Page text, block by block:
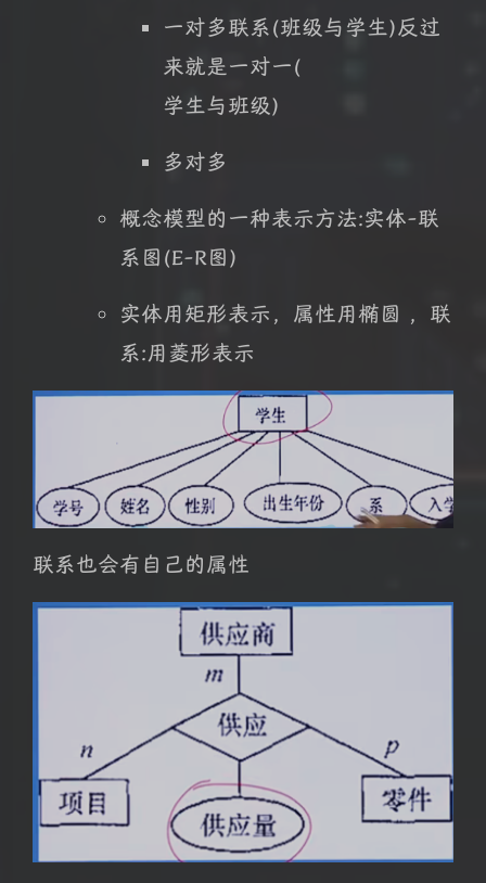
一对多联系(班级与学生)反过
来就是一对一(
学生与班级)
多对多
概念模型的一种表示方法:实体-联
系图(E-R图)
实体用矩形表示，属性用椭圆 ，联
系:用菱形表示
联系也会有自己的属性